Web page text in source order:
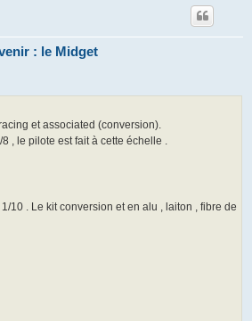
: le Midget
et associated (conversion).
, le pilote est fait à cette échelle .
10 . Le kit conversion et en alu , laiton , fibre de